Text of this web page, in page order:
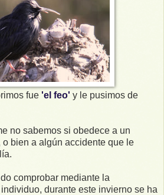
fue 'el feo' y le pusimos de
no sabemos si obedece a un
bien a algún accidente que le
comprobar mediante la
durante este invierno se ha